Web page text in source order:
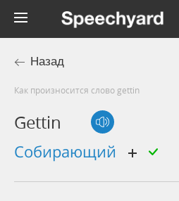
Назад
Как произносится слово gettin
Gettin
собирающий